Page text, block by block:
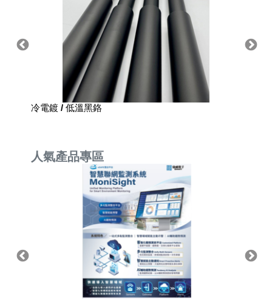
冷電鍍 / 低溫黑鉻​
人氣產品專區